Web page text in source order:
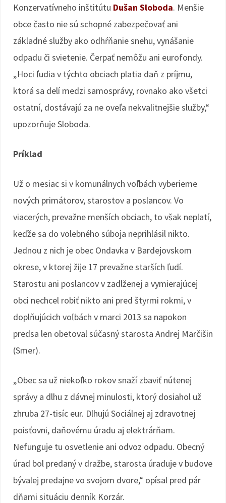
Konzervatívneho inštitútu Dušan Sloboda. Menšie
obce často nie sú schopné zabezpečovať ani
základné služby ako odhŕňanie snehu, vynášanie
odpadu či svietenie. Čerpať nemôžu ani eurofondy.
„Hoci ľudia v týchto obciach platia daň z príjmu,
ktorá sa delí medzi samosprávy, rovnako ako všetci
ostatní, dostávajú za ne oveľa nekvalitnejšie služby,“
upozorňuje Sloboda.
Príklad
Už o mesiac si v komunálnych voľbách vyberieme
nových primátorov, starostov a poslancov. Vo
viacerých, prevažne menších obciach, to však neplatí,
keďže sa do volebného súboja neprihlásil nikto.
Jednou z nich je obec Ondavka v Bardejovskom
okrese, v ktorej žije 17 prevažne starších ľudí.
Starostu ani poslancov v zadlženej a vymierajúcej
obci nechcel robiť nikto ani pred štyrmi rokmi, v
doplňujúcich voľbách v marci 2013 sa napokon
predsa len obetoval súčasný starosta Andrej Marčišin
(Smer).
„Obec sa už niekoľko rokov snaží zbaviť nútenej
správy a dlhu z dávnej minulosti, ktorý dosiahol už
zhruba 27-tisíc eur. Dlhujú Sociálnej aj zdravotnej
poisťovni, daňovému úradu aj elektrárňam.
Nefunguje tu osvetlenie ani odvoz odpadu. Obecný
úrad bol predaný v dražbe, starosta úraduje v budove
bývalej predajne vo svojom dvore,“ opísal pred pár
dňami situáciu denník Korzár.